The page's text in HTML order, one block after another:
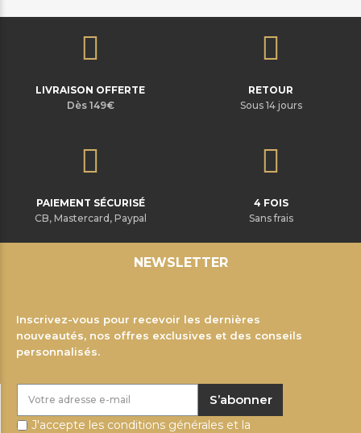
LIVRAISON OFFERTE
Dès 149€
RETOUR
Sous 14 jours
PAIEMENT SÉCURISÉ
CB, Mastercard, Paypal
4 FOIS
Sans frais
NEWSLETTER
Inscrivez-vous pour recevoir les dernières
nouveautés, nos offres exclusives et des conseils
personnalisés.
S’abonner
J'accepte les conditions générales et la